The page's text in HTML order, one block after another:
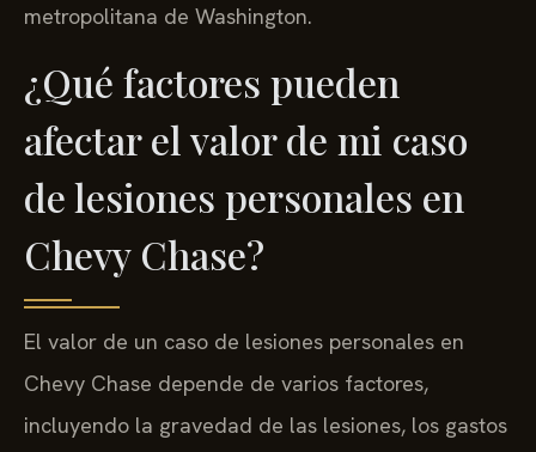
metropolitana de Washington.
¿Qué factores pueden
afectar el valor de mi caso
de lesiones personales en
Chevy Chase?
El valor de un caso de lesiones personales en
Chevy Chase depende de varios factores,
incluyendo la gravedad de las lesiones, los gastos